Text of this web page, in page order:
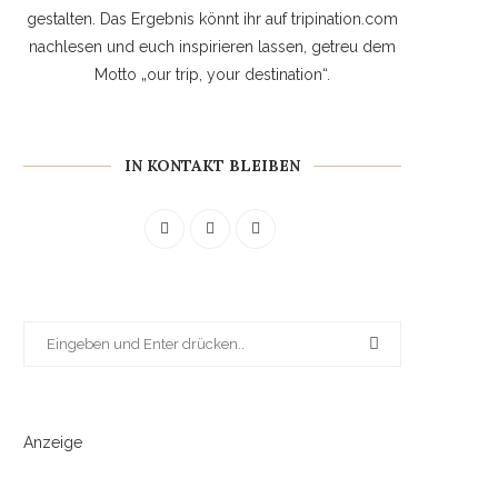
gestalten. Das Ergebnis könnt ihr auf tripination.com
nachlesen und euch inspirieren lassen, getreu dem
Motto „our trip, your destination“.
IN KONTAKT BLEIBEN
Anzeige